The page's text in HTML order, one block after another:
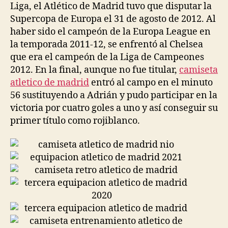
Liga, el Atlético de Madrid tuvo que disputar la
Supercopa de Europa el 31 de agosto de 2012. Al
haber sido el campeón de la Europa League en
la temporada 2011-12, se enfrentó al Chelsea
que era el campeón de la Liga de Campeones
2012. En la final, aunque no fue titular, camiseta
atletico de madrid entró al campo en el minuto
56 sustituyendo a Adrián y pudo participar en la
victoria por cuatro goles a uno y así conseguir su
primer título como rojiblanco.